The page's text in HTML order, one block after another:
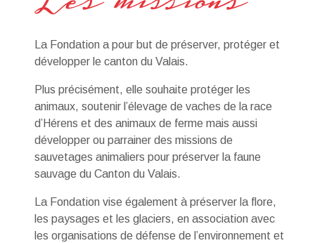
La Fondation a pour but de préserver, protéger et
développer le canton du Valais.
Plus précisément, elle souhaite protéger les
animaux, soutenir l’élevage de vaches de la race
d’Hérens et des animaux de ferme mais aussi
développer ou parrainer des missions de
sauvetages animaliers pour préserver la faune
sauvage du Canton du Valais.
La Fondation vise également à préserver la flore,
les paysages et les glaciers, en association avec
les organisations de défense de l’environnement et